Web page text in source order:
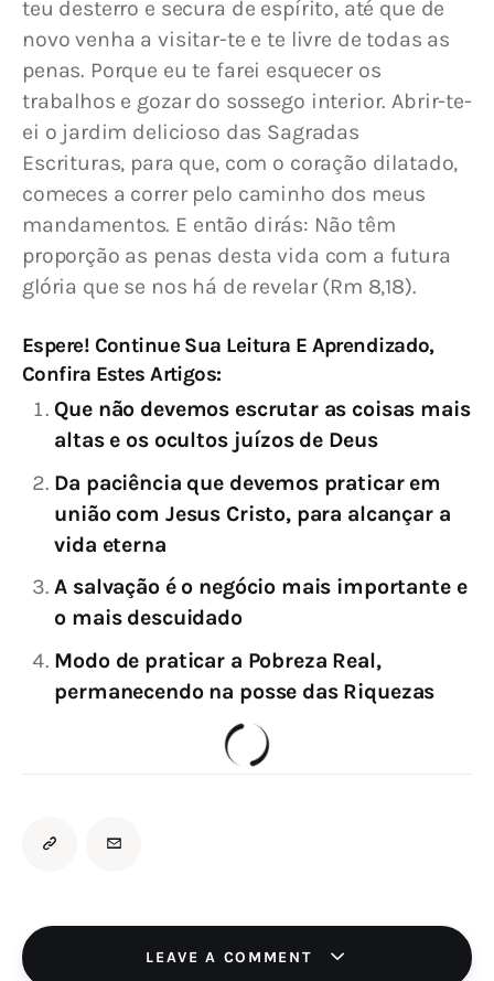
teu desterro e secura de espírito, até que de
novo venha a visitar-te e te livre de todas as
penas. Porque eu te farei esquecer os
trabalhos e gozar do sossego interior. Abrir-te-
ei o jardim delicioso das Sagradas
Escrituras, para que, com o coração dilatado,
comeces a correr pelo caminho dos meus
mandamentos. E então dirás: Não têm
proporção as penas desta vida com a futura
glória que se nos há de revelar (Rm 8,18).
Espere! Continue Sua Leitura E Aprendizado,
Confira Estes Artigos:
Que não devemos escrutar as coisas mais
altas e os ocultos juízos de Deus
Da paciência que devemos praticar em
união com Jesus Cristo, para alcançar a
vida eterna
A salvação é o negócio mais importante e
o mais descuidado
Modo de praticar a Pobreza Real,
permanecendo na posse das Riquezas
LEAVE A COMMENT